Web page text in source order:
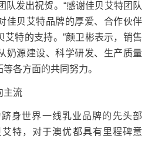
队发出祝贺。“感谢佳贝艾特团队
佳贝艾特品牌的厚爱、合作伙伴
艾特的支持。”颜卫彬表示，销售
奶源建设、科学研发、生产质量
各方面的共同努力。
流
世界一线乳业品牌的先头部
特，对于澳优都具有里程碑意